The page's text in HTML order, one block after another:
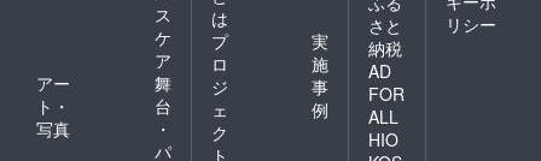
ス
ケ
ア
アー
ト・
写真
舞
台
・
パ
は
プ
ロ
ジ
ェ
ク
ト
実
施
事
例
さと
納税
AD
FOR
ALL
HIO
リシー